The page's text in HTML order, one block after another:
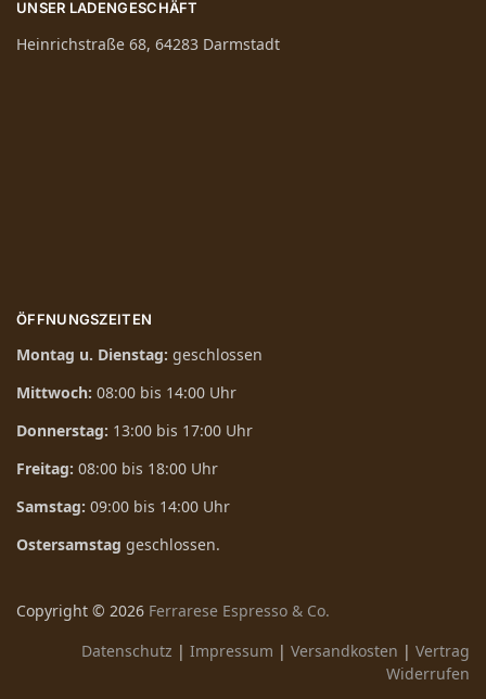
UNSER LADENGESCHÄFT
Heinrichstraße 68, 64283 Darmstadt
ÖFFNUNGSZEITEN
Montag u. Dienstag: geschlossen
Mittwoch: 08:00 bis 14:00 Uhr
Donnerstag: 13:00 bis 17:00 Uhr
Freitag: 08:00 bis 18:00 Uhr
Samstag: 09:00 bis 14:00 Uhr
Ostersamstag geschlossen.
Copyright © 2026 Ferrarese Espresso & Co.
Datenschutz | Impressum | Versandkosten | Vertrag
Widerrufen